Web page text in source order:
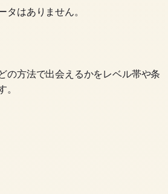
タはありません。
の方法で出会えるかをレベル帯や条
。